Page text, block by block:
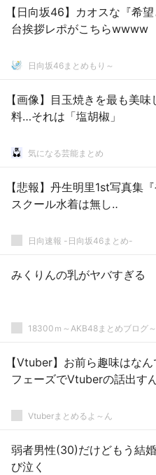
【日向坂46】カオスな『希
台挨拶レポがこちらwwww
日向坂46まとめもり～
【画像】目玉焼きを最も美
料…それは「塩胡椒」
気になる芸能まとめ
【悲報】丹生明里1st写真集
スクール水着は無し‥
日向速報 -日向坂46まとめ-
みくりんの乳がヤバすぎる
18300ｍ～AKB48まとめブログ～
【Vtuber】お前ら趣味はな
フェーズでVtuberの話出す
Vtuberまとめるよ～ん
弱者男性(30)だけどもう結
び泣く